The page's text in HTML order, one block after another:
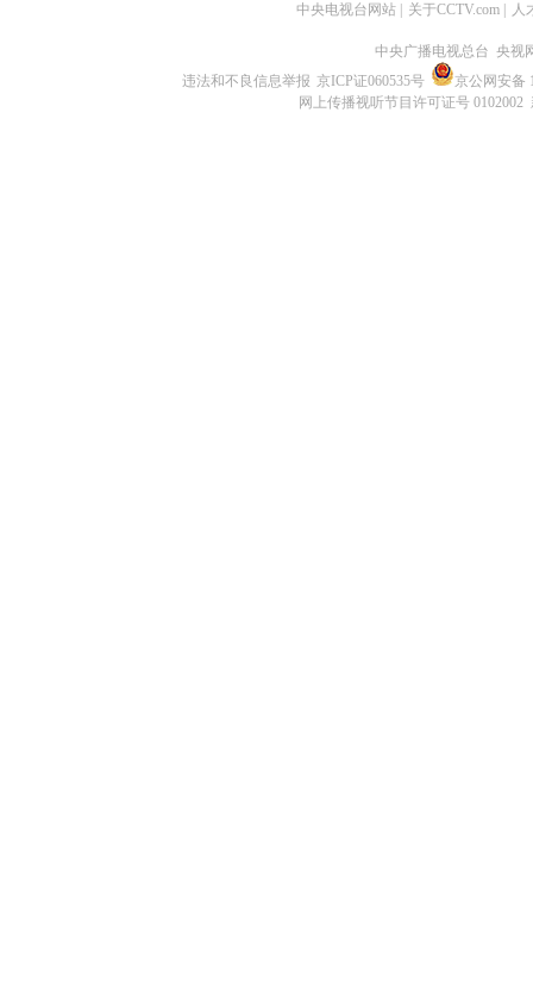
中央电视台网站 关于CCTV.com 人
中央广播电视总台 央视
违法和不良信息举报 京ICP证060535号
京公网安备
网上传播视听节目许可证号 0102002